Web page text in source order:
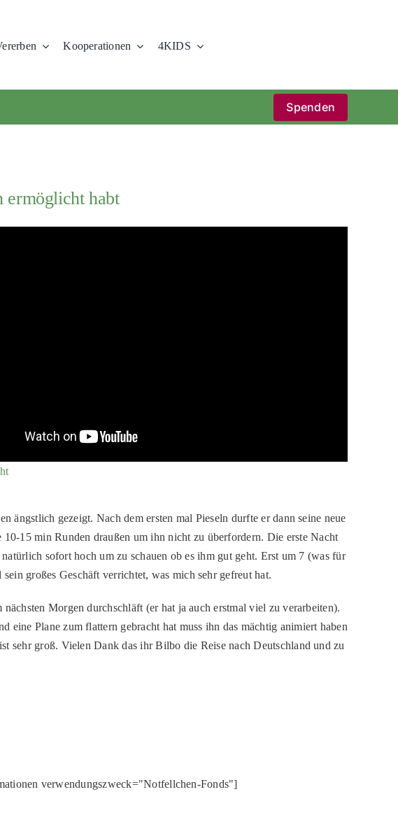
Kooperationen 4KIDS
Spenden
ermöglicht habt
ängstlich gezeigt. Nach dem ersten mal Pieseln durfte er dann seine neue
15 min Runden draußen um ihn nicht zu überfordern. Die erste Nacht
sofort hoch um zu schauen ob es ihm gut geht. Erst um 7 (was für
großes Geschäft verrichtet, was mich sehr gefreut hat.
Morgen durchschläft (er hat ja auch erstmal viel zu verarbeiten).
Plane zum flattern gebracht hat muss ihn das mächtig animiert haben
sehr groß. Vielen Dank das ihr Bilbo die Reise nach Deutschland und zu
verwendungszweck="Notfellchen-Fonds"]